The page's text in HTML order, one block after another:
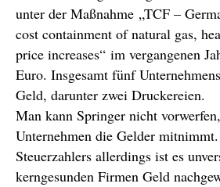
unter der Maßnahme „TCF –
cost containment of natural gas,
price increases“ im vergangenen
Euro. Insgesamt fünf
Geld, darunter zwei Druckereien.
Man kann Springer nicht
Unternehmen die Gelder
Steuerzahlers allerdings ist es
kerngesunden Firmen Geld